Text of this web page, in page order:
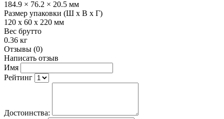
184.9 × 76.2 × 20.5 мм
Размер упаковки (Ш х В х Г)
120 x 60 x 220 мм
Вес брутто
0.36 кг
Отзывы (0)
Написать отзыв
Имя
Рейтинг
Достоинства: